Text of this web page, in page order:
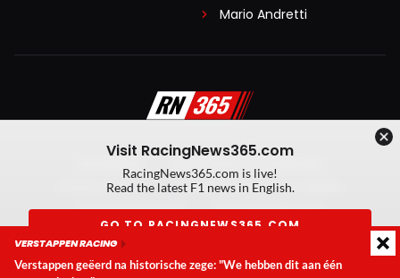
Mario Andretti
Algemene voorwaarden
Privacy Policy
Created by On Your Marks
Privacy manager
Kansspeluitingen
© 2026 RacingNews365. Alle rechten voorbehouden
Visit RacingNews365.com
RacingNews365.com is live!
Read the latest F1 news in English.
GO TO RACINGNEWS365.COM
Don't show again
VERSTAPPEN RACING
Verstappen geëerd na historische zege: "We hebben dit aan één